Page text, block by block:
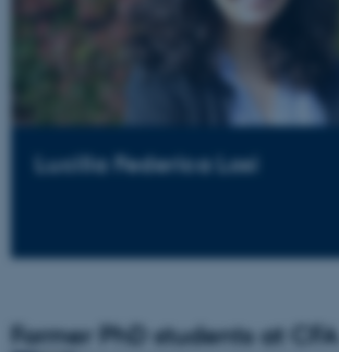
Lucilla Federica Losi
Former PhD students at CFA